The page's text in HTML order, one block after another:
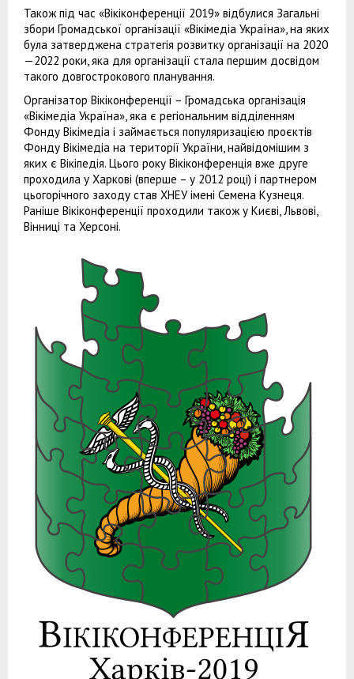
Також під час «Вікіконференції 2019» відбулися Загальні
збори Громадської організації «Вікімедіа Україна», на яких
була затверджена стратегія розвитку організації на 2020
—2022 роки, яка для організації стала першим досвідом
такого довгострокового планування.
Організатор Вікіконференції – Громадська організація
«Вікімедіа Україна», яка є регіональним відділенням
Фонду Вікімедіа і займається популяризацією проєктів
Фонду Вікімедіа на території України, найвідомішим з
яких є Вікіпедія. Цього року Вікіконференція вже друге
проходила у Харкові (вперше – у 2012 році) і партнером
цьогорічного заходу став ХНЕУ імені Семена Кузнеця.
Раніше Вікіконференції проходили також у Києві, Львові,
Вінниці та Херсоні.